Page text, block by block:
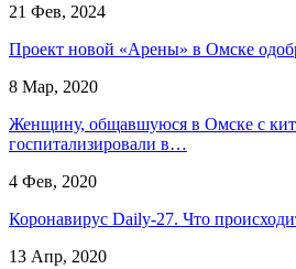
21 Фев, 2024
Проект новой «Арены» в Омске
8 Мар, 2020
Женщину, общавшуюся в Омске с
госпитализировали в…
4 Фев, 2020
Коронавирус Daily-27. Что
13 Апр, 2020